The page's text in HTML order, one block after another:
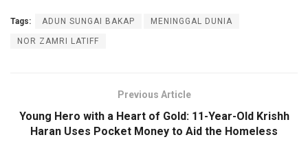
Tags: ADUN SUNGAI BAKAP MENINGGAL DUNIA
NOR ZAMRI LATIFF
Previous Article
Young Hero with a Heart of Gold: 11-Year-Old Krishh
Haran Uses Pocket Money to Aid the Homeless